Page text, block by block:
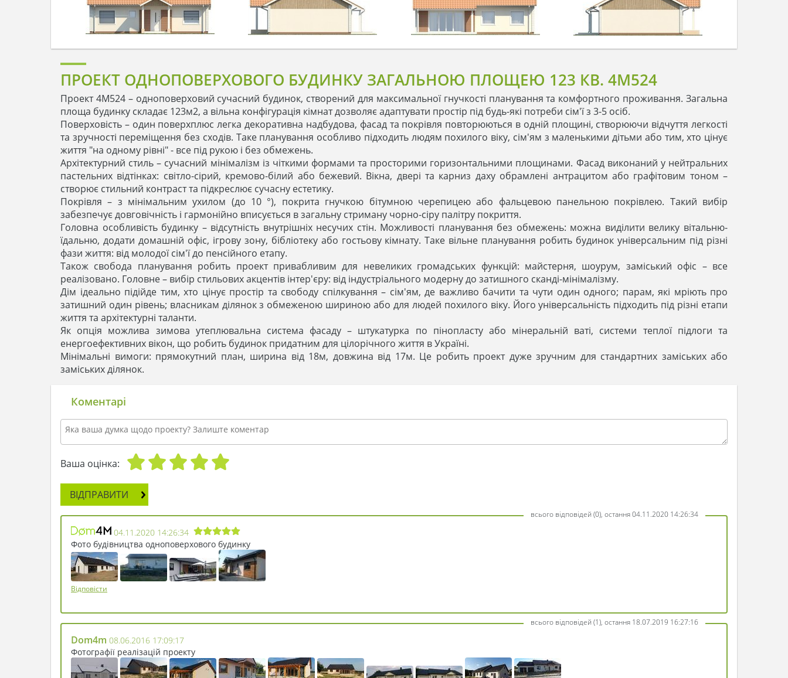
ПРОЕКТ ОДНОПОВЕРХОВОГО БУДИНКУ ЗАГАЛЬНОЮ ПЛОЩЕЮ 123 КВ. 4M524
Проект 4M524 – одноповерховий сучасний будинок, створений для максимальної гнучкості планування та комфортного проживання. Загальна
площа будинку складає 123м2, а вільна конфігурація кімнат дозволяє адаптувати простір під будь-які потреби сім'ї з 3-5 осіб.
Поверховість – один поверхплюс легка декоративна надбудова, фасад та покрівля повторюються в одній площині, створюючи відчуття легкості
та зручності переміщення без сходів. Таке планування особливо підходить людям похилого віку, сім'ям з маленькими дітьми або тим, хто цінує
життя "на одному рівні" - все під рукою і без обмежень.
Архітектурний стиль – сучасний мінімалізм із чіткими формами та просторими горизонтальними площинами. Фасад виконаний у нейтральних
пастельних відтінках: світло-сірий, кремово-білий або бежевий. Вікна, двері та карниз даху обрамлені антрацитом або графітовим тоном –
створює стильний контраст та підкреслює сучасну естетику.
Покрівля – з мінімальним ухилом (до 10 °), покрита гнучкою бітумною черепицею або фальцевою панельною покрівлею. Такий вибір
забезпечує довговічність і гармонійно вписується в загальну стриману чорно-сіру палітру покриття.
Головна особливість будинку – відсутність внутрішніх несучих стін. Можливості планування без обмежень: можна виділити велику вітальню-
їдальню, додати домашній офіс, ігрову зону, бібліотеку або гостьову кімнату. Таке вільне планування робить будинок універсальним під різні
фази життя: від молодої сім'ї до пенсійного етапу.
Також свобода планування робить проект привабливим для невеликих громадських функцій: майстерня, шоурум, заміський офіс – все
реалізовано. Головне – вибір стильових акцентів інтер'єру: від індустріального модерну до затишного сканді-мінімалізму.
Дім ідеально підійде тим, хто цінує простір та свободу спілкування – сім'ям, де важливо бачити та чути один одного; парам, які мріють про
затишний один рівень; власникам ділянок з обмеженою шириною або для людей похилого віку. Його універсальність підходить під різні етапи
життя та архітектурні таланти.
Як опція можлива зимова утеплювальна система фасаду – штукатурка по пінопласту або мінеральній ваті, системи теплої підлоги та
енергоефективних вікон, що робить будинок придатним для цілорічного життя в Україні.
Мінімальні вимоги: прямокутний план, ширина від 18м, довжина від 17м. Це робить проект дуже зручним для стандартних заміських або
заміських ділянок.
Коментарі
Ваша оцінка:
ВІДПРАВИТИ
всього відповідей (0), остання 04.11.2020 14:26:34
04.11.2020 14:26:34
Фото будівництва одноповерхового будинку
Відповісти
всього відповідей (1), остання 18.07.2019 16:27:16
Dom4m 08.06.2016 17:09:17
Фотографії реалізацій проекту